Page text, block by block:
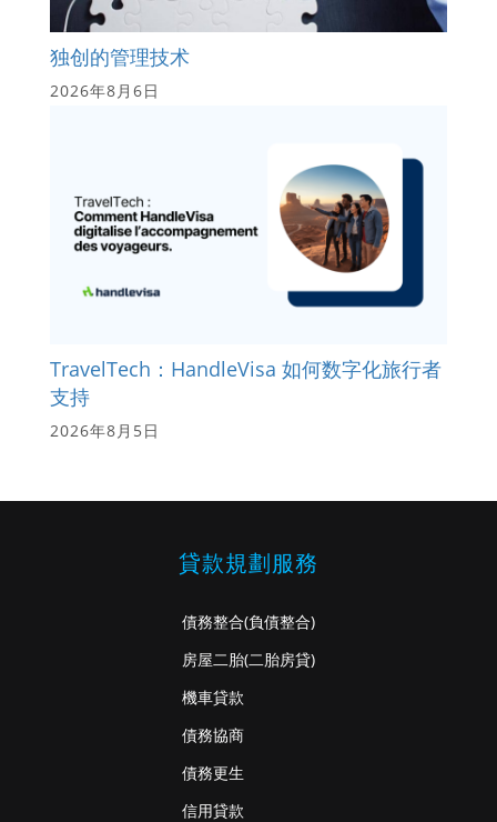
独创的管理技术
2026年8月6日
TravelTech：HandleVisa 如何数字化旅行者
支持
2026年8月5日
貸款規劃服務
債務整合(負債整合)
房屋二胎(二胎房貸)
機車貸款
債務協商
債務更生
信用貸款